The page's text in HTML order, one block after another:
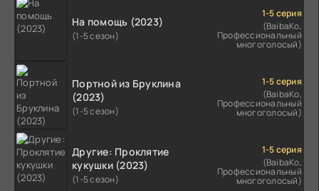
На помощь (2023)
(1-5 сезон)
1-5 серия
(BaibaKo,
Профессиональный
многоголосый)
Портной из Бруклина
(2023)
(1-5 сезон)
1-5 серия
(BaibaKo,
Профессиональный
многоголосый)
Другие: Проклятие
кукушки (2023)
(1-5 сезон)
1-5 серия
(BaibaKo,
Профессиональный
многоголосый)